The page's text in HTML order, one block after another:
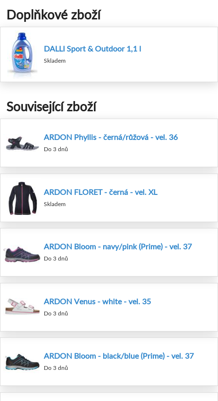
Doplňkové zboží
DALLI Sport & Outdoor 1,1 l
Skladem
Související zboží
ARDON Phyllis - černá/růžová - vel. 36
Do 3 dnů
ARDON FLORET - černá - vel. XL
Skladem
ARDON Bloom - navy/pink (Prime) - vel. 37
Do 3 dnů
ARDON Venus - white - vel. 35
Do 3 dnů
ARDON Bloom - black/blue (Prime) - vel. 37
Do 3 dnů